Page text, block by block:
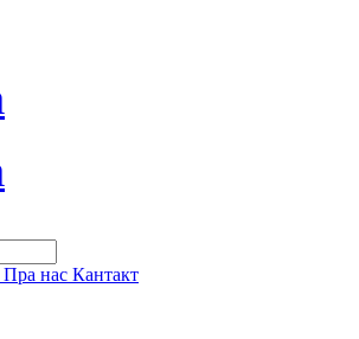
Пра нас Кантакт